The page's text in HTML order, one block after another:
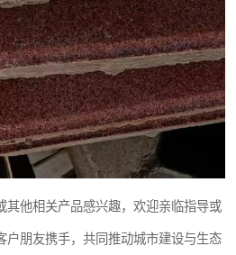
其他相关产品感兴趣，欢迎亲临指导或
户朋友携手，共同推动城市建设与生态